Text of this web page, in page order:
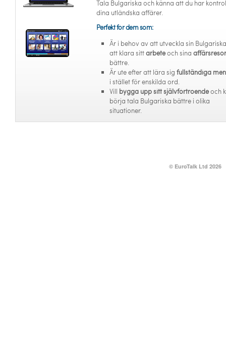
Tala Bulgariska och känna att du har
dina utländska affärer.
Perfekt för dem som:
Är i behov av att utveckla sin
att klara sittarbeteoch sina affärsresor
bättre.
Är ute efter att lära sig fullständiga
i stället för enskilda ord.
Vill bygga upp sitt självförtroendeoch
börja tala Bulgariska bättre i olika
situationer.
© EuroTalk Ltd 2026